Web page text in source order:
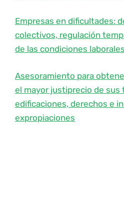
Empresas en dificultades:
colectivos, regulación
de las condiciones laborales
Asesoramiento para
el mayor justiprecio de sus
edificaciones, derechos e
expropiaciones